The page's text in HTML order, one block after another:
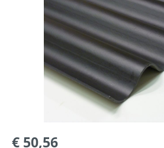
€ 50,56